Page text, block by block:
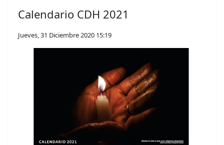
Calendario CDH 2021
Jueves, 31 Diciembre 2020 15:19